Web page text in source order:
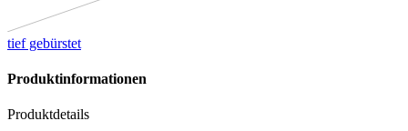
tief gebürstet
Produktinformationen
Produktdetails